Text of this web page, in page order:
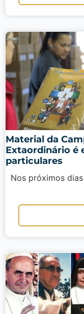
Material da
Extaordinário é
particulares
Nos próximos